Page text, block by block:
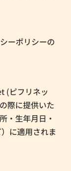
ーポリシーの
(ピフリネッ
際に提供いた
・生年月日・
に適用されま